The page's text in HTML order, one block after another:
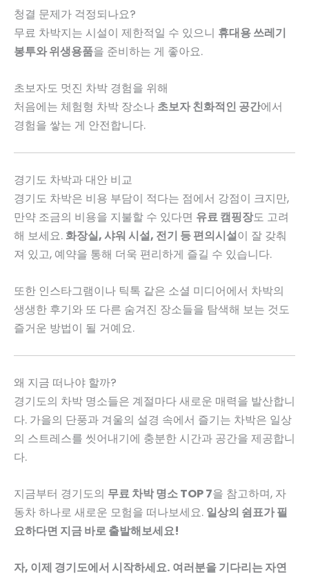
청결 문제가 걱정되나요?
무료 차박지는 시설이 제한적일 수 있으니 휴대용 쓰레기
봉투와 위생용품을 준비하는 게 좋아요.
초보자도 멋진 차박 경험을 위해
처음에는 체험형 차박 장소나 초보자 친화적인 공간에서
경험을 쌓는 게 안전합니다.
경기도 차박과 대안 비교
경기도 차박은 비용 부담이 적다는 점에서 강점이 크지만,
만약 조금의 비용을 지불할 수 있다면 유료 캠핑장도 고려
해 보세요. 화장실, 샤워 시설, 전기 등 편의시설이 잘 갖춰
져 있고, 예약을 통해 더욱 편리하게 즐길 수 있습니다.
또한 인스타그램이나 틱톡 같은 소셜 미디어에서 차박의
생생한 후기와 또 다른 숨겨진 장소들을 탐색해 보는 것도
즐거운 방법이 될 거예요.
왜 지금 떠나야 할까?
경기도의 차박 명소들은 계절마다 새로운 매력을 발산합니
다. 가을의 단풍과 겨울의 설경 속에서 즐기는 차박은 일상
의 스트레스를 씻어내기에 충분한 시간과 공간을 제공합니
다.
지금부터 경기도의 무료 차박 명소 TOP 7을 참고하며, 자
동차 하나로 새로운 모험을 떠나보세요. 일상의 쉼표가 필
요하다면 지금 바로 출발해보세요!
자, 이제 경기도에서 시작하세요. 여러분을 기다리는 자연